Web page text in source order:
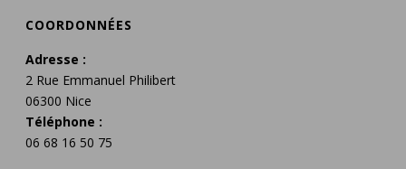
COORDONNÉES
Adresse :
2 Rue Emmanuel Philibert
06300 Nice
Téléphone :
06 68 16 50 75